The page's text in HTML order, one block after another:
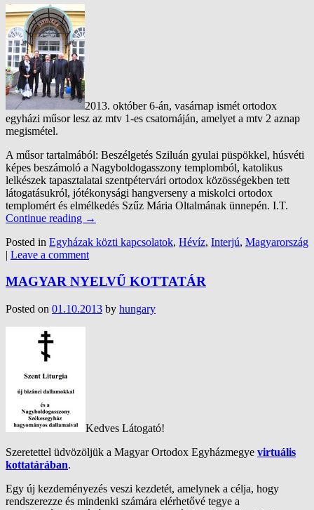
2013. október 6-án, vasárnap ismét ortodox
egyházi műsor lesz az mtv 1-es csatornáján, amelyet a mtv 2 aznap
megismétel.
A műsor tartalmából: Beszélgetés Sziluán gyulai püspökkel, húsvéti
képes beszámoló a Nagyboldogasszony templomból, katolikus
lelkészek tapasztalatai szentpétervári ortodox közösségekben tett
látogatásukról, jótékonysági hangverseny a miskolci ortodox
templomért és elmélkedés Szűz Mária Oltalmának ünnepén. I.T.
Continue reading →
Posted in Egyházak közti kapcsolatok, Hévíz, Interjú, Magyarország
| Leave a comment
MAGYAR NYELVŰ KOTTATÁR
Posted on 01.10.2013 by hungary
Kedves Látogató!
Szeretettel üdvözöljük a Magyar Ortodox Egyházmegye virtuális
kottatárában.
Egy új kezdeményezés veszi kezdetét, amelynek a célja, hogy
rendszerezze és mindenki számára elérhetővé tegye a